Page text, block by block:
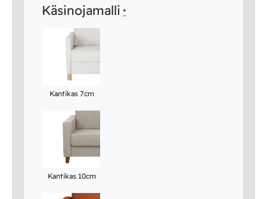
Käsinojamalli *
Kantikas 7cm
Kantikas 10cm